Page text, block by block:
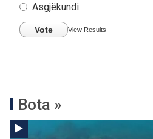
Asgjëkundi
Vote View Results
Bota »